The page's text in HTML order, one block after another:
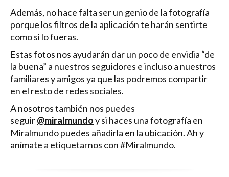
Además, no hace falta ser un genio de la fotografía
porque los filtros de la aplicación te harán sentirte
como si lo fueras.
Estas fotos nos ayudarán dar un poco de envidia “de
la buena” a nuestros seguidores e incluso a nuestros
familiares y amigos ya que las podremos compartir
en el resto de redes sociales.
A nosotros también nos puedes
seguir@miralmundoy si haces una fotografía en
Miralmundo puedes añadirla en la ubicación. Ah y
anímate a etiquetarnos con #Miralmundo.